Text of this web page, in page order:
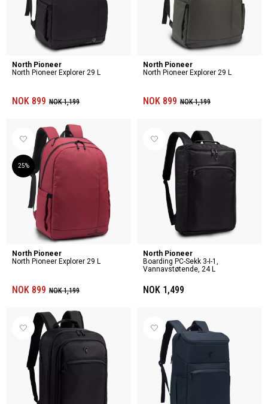
North Pioneer Explorer 29 L
North Pioneer
NOK 899 NOK 1,199
North Pioneer Explorer 29 L
North Pioneer
NOK 899 NOK 1,199
25%
North Pioneer Explorer 29 L
North Pioneer
NOK 899 NOK 1,199
Boarding PC-Sekk 3-I-1,
Vannavstøtende, 24 L
North Pioneer
NOK 1,499